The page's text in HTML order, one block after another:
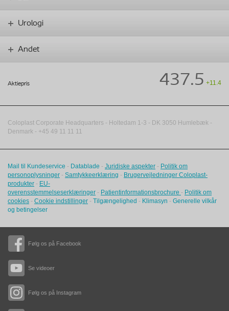
Følg os på Facebook
Se videoer
Følg os på Instagram
Urologi
Andet
Aktiepris 437.5 +11.4
Coloplast Corporate Headquarters - Holtedam 1-3 - DK 3050 Humlebæk -
Denmark - +45 49 11 11 11
Mail til Kundeservice - Datablade - Juridiske aspekter - Politik om
personoplysninger - Samtykkeerklæring - Brugervejledninger Coloplast-
produkter - EU-
overensstemmelseserklæringer - Patientinformationsbrochure - Politik om
cookies - Cookie indstillinger - Tilgængelighed - Klimasyn - Generelle vilkår
og betingelser